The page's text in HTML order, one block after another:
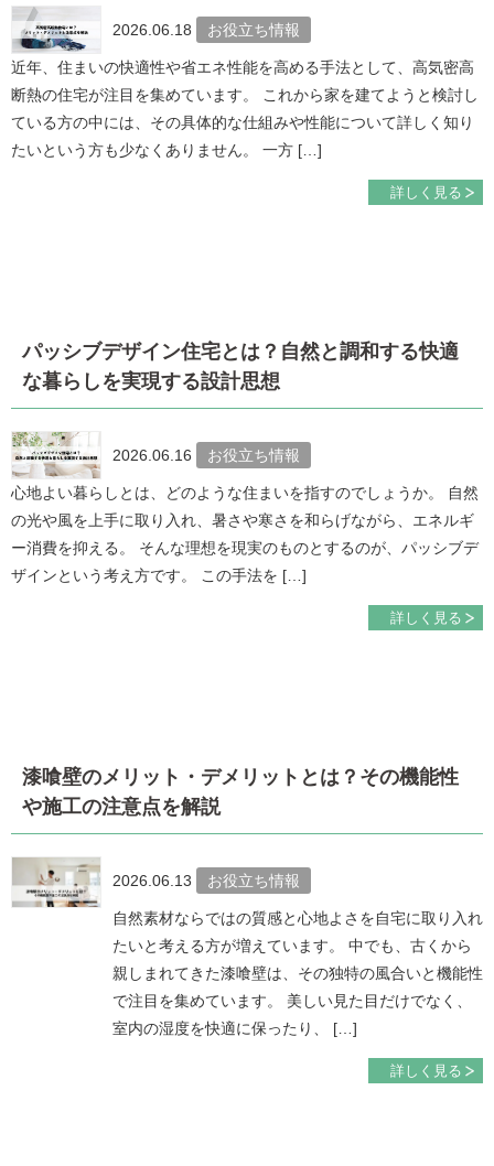
2026.06.18 お役立ち情報
近年、住まいの快適性や省エネ性能を高める手法として、高気密高
断熱の住宅が注目を集めています。 これから家を建てようと検討し
ている方の中には、その具体的な仕組みや性能について詳しく知り
たいという方も少なくありません。 一方 […]
詳しく見る
パッシブデザイン住宅とは？自然と調和する快適
な暮らしを実現する設計思想
2026.06.16 お役立ち情報
心地よい暮らしとは、どのような住まいを指すのでしょうか。 自然
の光や風を上手に取り入れ、暑さや寒さを和らげながら、エネルギ
ー消費を抑える。 そんな理想を現実のものとするのが、パッシブデ
ザインという考え方です。 この手法を […]
詳しく見る
漆喰壁のメリット・デメリットとは？その機能性
や施工の注意点を解説
2026.06.13 お役立ち情報
自然素材ならではの質感と心地よさを自宅に取り入れ
たいと考える方が増えています。 中でも、古くから
親しまれてきた漆喰壁は、その独特の風合いと機能性
で注目を集めています。 美しい見た目だけでなく、
室内の湿度を快適に保ったり、 […]
詳しく見る